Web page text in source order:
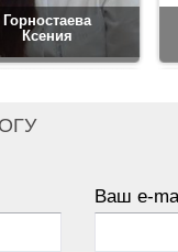
Горностаева
Ксения
Ваш e-